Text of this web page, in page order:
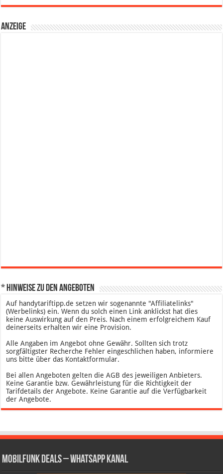
Anzeige
* Hinweise zu den Angeboten
Auf handytariftipp.de setzen wir sogenannte "Affiliatelinks"
(Werbelinks) ein. Wenn du solch einen Link anklickst hat dies
keine Auswirkung auf den Preis. Nach einem erfolgreichem Kauf
deinerseits erhalten wir eine Provision.
Alle Angaben im Angebot ohne Gewähr. Sollten sich trotz
sorgfältigster Recherche Fehler eingeschlichen haben, informiere
uns bitte über das Kontaktformular.
Bei allen Angeboten gelten die AGB des jeweiligen Anbieters.
Keine Garantie bzw. Gewährleistung für die Richtigkeit der
Tarifdetails der Angebote. Keine Garantie auf die Verfügbarkeit
der Angebote.
Mobilfunk Deals – WhatsApp Kanal